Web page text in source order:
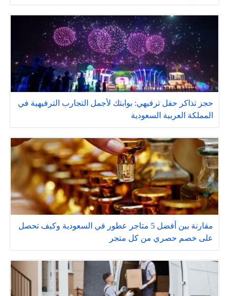
حجز تذاكر حفل ترفيهي: بوابتك لأجمل التجارب الترفيهية في
المملكة العربية السعودية
مقارنة بين أفضل 5 متاجر عطور في السعودية وكيف تحصل
على خصم حصري من كل متجر